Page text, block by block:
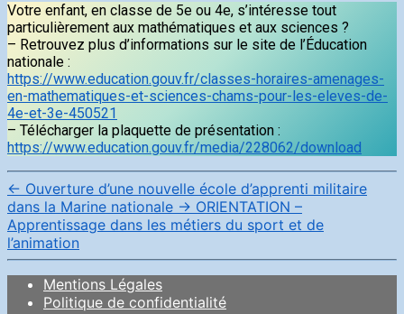
Votre enfant, en classe de 5e ou 4e, s’intéresse tout
particulièrement aux mathématiques et aux sciences ?
– Retrouvez plus d’informations sur le site de l’Éducation
nationale :
https://www.education.gouv.fr/classes-horaires-amenages-
en-mathematiques-et-sciences-chams-pour-les-eleves-de-
4e-et-3e-450521
– Télécharger la plaquette de présentation :
https://www.education.gouv.fr/media/228062/download
← Ouverture d’une nouvelle école d’apprenti militaire
dans la Marine nationale → ORIENTATION –
Apprentissage dans les métiers du sport et de
l’animation
Mentions Légales
Politique de confidentialité